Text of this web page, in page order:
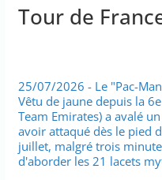
Tour de
25/07/2026 - Le "Pac-
Vêtu de jaune depuis la
Team Emirates) a avalé
avoir attaqué dès le pied
juillet, malgré trois
d'aborder les 21 lacets